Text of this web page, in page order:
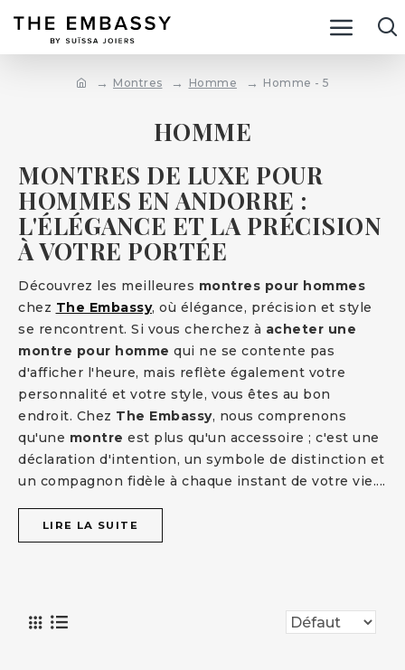
Montres Homme Homme - 5
HOMME
MONTRES DE LUXE POUR
HOMMES EN ANDORRE :
L'ÉLÉGANCE ET LA PRÉCISION
À VOTRE PORTÉE
Découvrez les meilleures montres pour hommes
chez The Embassy, où élégance, précision et style
se rencontrent. Si vous cherchez à acheter une
montre pour homme qui ne se contente pas
d'afficher l'heure, mais reflète également votre
personnalité et votre style, vous êtes au bon
endroit. Chez The Embassy, nous comprenons
qu'une montre est plus qu'un accessoire ; c'est une
déclaration d'intention, un symbole de distinction et
un compagnon fidèle à chaque instant de votre vie....
LIRE LA SUITE